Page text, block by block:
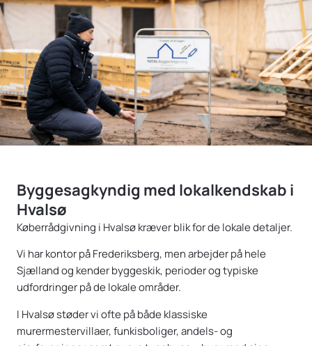
Byggesagkyndig med lokalkendskab i
Hvalsø
Køberrådgivning i Hvalsø kræver blik for de lokale detaljer.
Vi har kontor på Frederiksberg, men arbejder på hele
Sjælland og kender byggeskik, perioder og typiske
udfordringer på de lokale områder.
I Hvalsø støder vi ofte på både klassiske
murermestervillaer, funkisboliger, andels- og